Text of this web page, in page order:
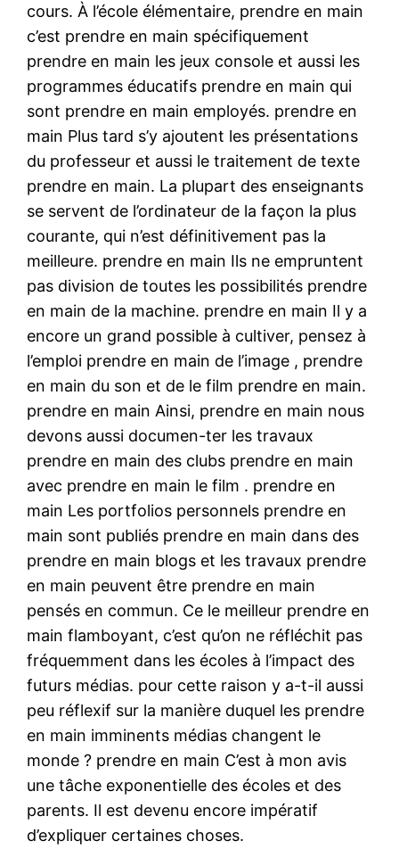
cours. À l’école élémentaire, prendre en main
c’est prendre en main spécifiquement
prendre en main les jeux console et aussi les
programmes éducatifs prendre en main qui
sont prendre en main employés. prendre en
main Plus tard s’y ajoutent les présentations
du professeur et aussi le traitement de texte
prendre en main. La plupart des enseignants
se servent de l’ordinateur de la façon la plus
courante, qui n’est définitivement pas la
meilleure. prendre en main Ils ne empruntent
pas division de toutes les possibilités prendre
en main de la machine. prendre en main Il y a
encore un grand possible à cultiver, pensez à
l’emploi prendre en main de l’image , prendre
en main du son et de le film prendre en main.
prendre en main Ainsi, prendre en main nous
devons aussi documen-ter les travaux
prendre en main des clubs prendre en main
avec prendre en main le film . prendre en
main Les portfolios personnels prendre en
main sont publiés prendre en main dans des
prendre en main blogs et les travaux prendre
en main peuvent être prendre en main
pensés en commun. Ce le meilleur prendre en
main flamboyant, c’est qu’on ne réfléchit pas
fréquemment dans les écoles à l’impact des
futurs médias. pour cette raison y a-t-il aussi
peu réflexif sur la manière duquel les prendre
en main imminents médias changent le
monde ? prendre en main C’est à mon avis
une tâche exponentielle des écoles et des
parents. Il est devenu encore impératif
d’expliquer certaines choses.